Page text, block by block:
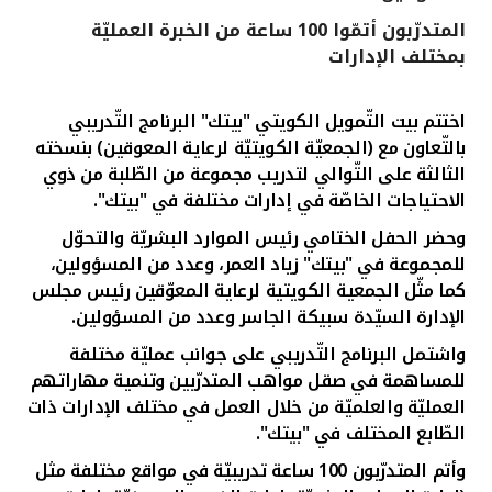
القنوات المصرفية
خدمات ما بعد البيع
اتصل بنا
مواقع الفروع وأجهزة الصرف الآلي
ألمانيا
ماليزيا
المتدرّبون أتمّوا 100 ساعة من الخبرة العمليّة
بمختلف الإدارات
اختتم بيت التّمويل الكويتي "بيتك" البرنامج التّدريبي
بالتّعاون مع (الجمعيّة الكويتيّة لرعاية المعوقين) بنسخته
الثالثة على التّوالي لتدريب مجموعة من الطّلبة من ذوي
الاحتياجات الخاصّة في إدارات مختلفة في "بيتك".
وحضر الحفل الختاميرئيس الموارد البشريّة والتحوّل
للمجموعة في "بيتك" زياد العمر،وعدد من المسؤولين،
كما مثّل الجمعية الكويتية لرعاية المعوّقين رئيس مجلس
الإدارة السيّدة سبيكة الجاسر وعدد من المسؤولين.
واشتمل البرنامج التّدريبي على جوانب عمليّة مختلفة
للمساهمة في صقل مواهب المتدرّبين وتنمية مهاراتهم
العمليّة والعلميّة من خلال العمل في مختلف الإدارات ذات
الطّابع المختلف في "بيتك".
وأتم المتدرّبون 100 ساعة تدريبيّة في مواقع مختلفة مثل